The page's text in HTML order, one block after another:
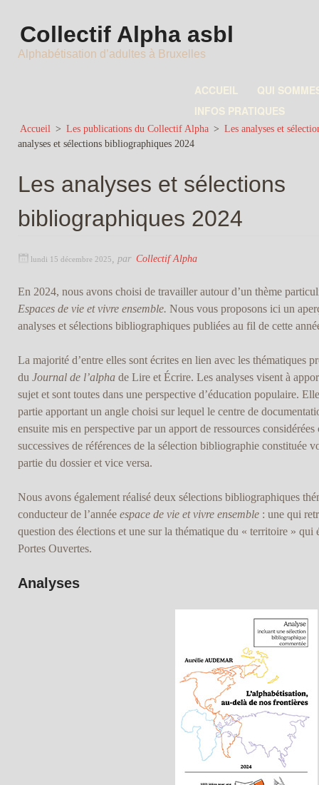
Collectif Alpha asbl
Alphabétisation d’adultes à Bruxelles
ACCUEIL
QUI
INFOS PRATIQUES
Accueil > Les publications du Collectif Alpha > Les analyses et
analyses et sélections bibliographiques 2024
Les analyses et sélections
bibliographiques 2024
lundi 15 décembre 2025 par Collectif Alpha
En 2024, nous avons choisi de travailler autour d’un thème
Espaces de vie et vivre ensemble. Nous vous proposons ici un
analyses et sélections bibliographiques publiées au fil de cette
La majorité d’entre elles sont écrites en lien avec les thématiques
du Journal de l’alphade Lire et Écrire. Les analyses visent à
sujet et sont toutes dans une perspective d’éducation populaire.
partie apportant un angle choisi sur lequel le centre de
ensuite mis en perspective par un apport de ressources
successives de références de la sélection bibliographie constituée
partie du dossier et vice versa.
Nous avons également réalisé deux sélections bibliographiques
conducteur de l’année espace de vie et vivre ensemble: une qui
question des élections et une sur la thématique du « territoire » qui
Portes Ouvertes.
Analyses